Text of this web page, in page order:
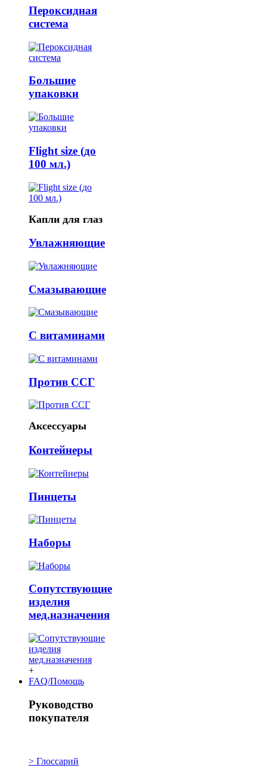
Пероксидная
система
Большие
упаковки
Flight size (до
100 мл.)
Капли для глаз
Увлажняющие
Смазывающие
С витаминами
Против ССГ
Аксессуары
Контейнеры
Пинцеты
Наборы
Сопутствующие
изделия
мед.назначения
+
FAQ/Помощь
Руководство
покупателя
> Глоссарий